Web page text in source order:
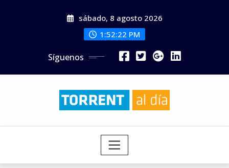
sábado, 8 agosto 2026
1:52:23 PM
Síguenos